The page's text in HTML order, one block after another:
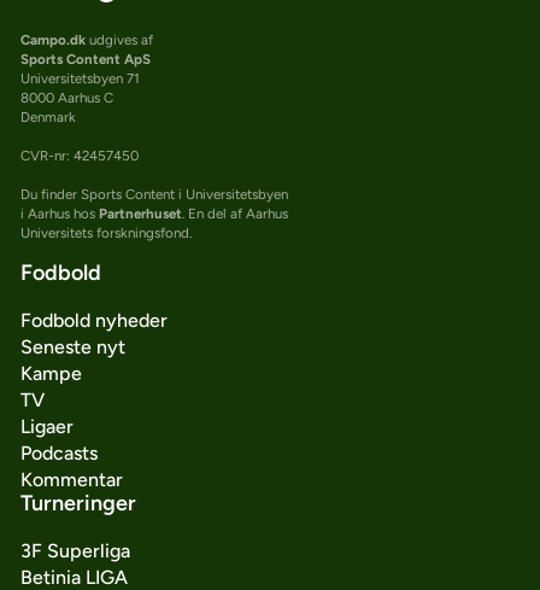
Campo.dkudgives af
Sports Content ApS
Universitetsbyen 71
8000 Aarhus C
Denmark
CVR-nr: 42457450
Du finder Sports Content i Universitetsbyen
i Aarhus hos Partnerhuset. En del af Aarhus
Universitets forskningsfond.
Fodbold
Fodbold nyheder
Seneste nyt
Kampe
TV
Ligaer
Podcasts
Kommentar
Turneringer
3F Superliga
Betinia LIGA